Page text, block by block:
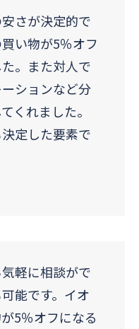
さが決定的で
い物が5％オフ
。また対人で
ションなど分
くれました。
定した要素で
軽に相談がで
能です。イオ
5％オフになる